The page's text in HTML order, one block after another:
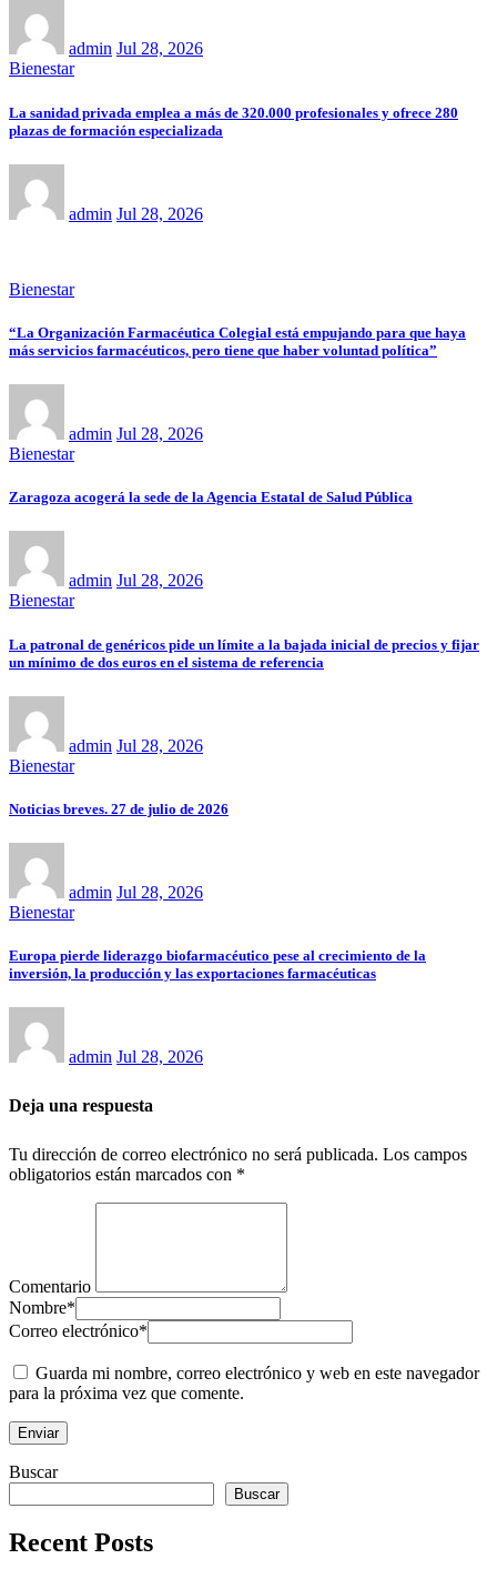
admin Jul 28, 2026
Bienestar
La sanidad privada emplea a más de 320.000 profesionales y ofrece 280
plazas de formación especializada
admin Jul 28, 2026
Bienestar
“La Organización Farmacéutica Colegial está empujando para que haya
más servicios farmacéuticos, pero tiene que haber voluntad política”
admin Jul 28, 2026
Bienestar
Zaragoza acogerá la sede de la Agencia Estatal de Salud Pública
admin Jul 28, 2026
Bienestar
La patronal de genéricos pide un límite a la bajada inicial de precios y fijar
un mínimo de dos euros en el sistema de referencia
admin Jul 28, 2026
Bienestar
Noticias breves. 27 de julio de 2026
admin Jul 28, 2026
Bienestar
Europa pierde liderazgo biofarmacéutico pese al crecimiento de la
inversión, la producción y las exportaciones farmacéuticas
admin Jul 28, 2026
Deja una respuesta
Tu dirección de correo electrónico no será publicada. Los campos
obligatorios están marcados con *
Comentario
Nombre*
Correo electrónico*
Guarda mi nombre, correo electrónico y web en este navegador
para la próxima vez que comente.
Buscar
Buscar
Recent Posts